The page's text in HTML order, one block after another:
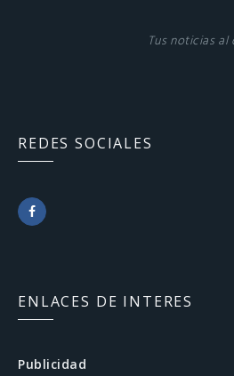
Tus noticias al
REDES SOCIALES
c
e
ENLACES DE INTERES
Publicidad